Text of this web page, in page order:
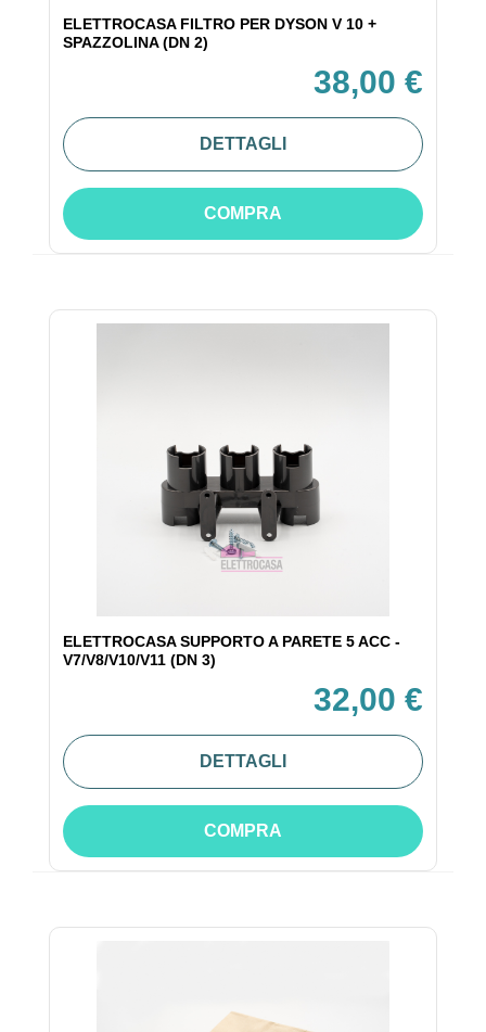
ELETTROCASA FILTRO PER DYSON V 10 +
SPAZZOLINA (DN 2)
38,00 €
DETTAGLI
COMPRA
ELETTROCASA SUPPORTO A PARETE 5 ACC -
V7/V8/V10/V11 (DN 3)
32,00 €
DETTAGLI
COMPRA